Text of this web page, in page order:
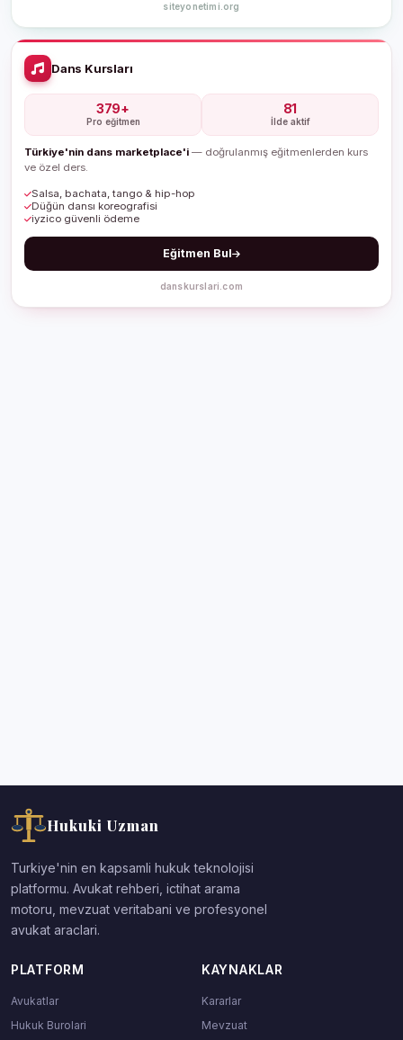
siteyonetimi.org
Dans Kursları
379+
Pro eğitmen
81
İlde aktif
Türkiye'nin dans marketplace'i — doğrulanmış eğitmenlerden kurs
ve özel ders.
Salsa, bachata, tango & hip-hop
Düğün dansı koreografisi
iyzico güvenli ödeme
Eğitmen Bul
danskurslari.com
Hukuki Uzman
Turkiye'nin en kapsamli hukuk teknolojisi
platformu. Avukat rehberi, ictihat arama
motoru, mevzuat veritabani ve profesyonel
avukat araclari.
PLATFORM
Avukatlar
Hukuk Burolari
KAYNAKLAR
Kararlar
Mevzuat